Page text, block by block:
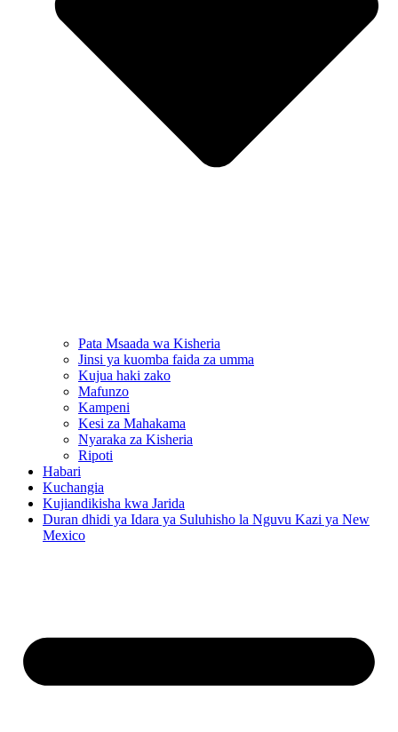
Pata Msaada wa Kisheria
Jinsi ya kuomba faida za umma
Kujua haki zako
Mafunzo
Kampeni
Kesi za Mahakama
Nyaraka za Kisheria
Ripoti
Habari
Kuchangia
Kujiandikisha kwa Jarida
Duran dhidi ya Idara ya Suluhisho la Nguvu Kazi ya New
Mexico